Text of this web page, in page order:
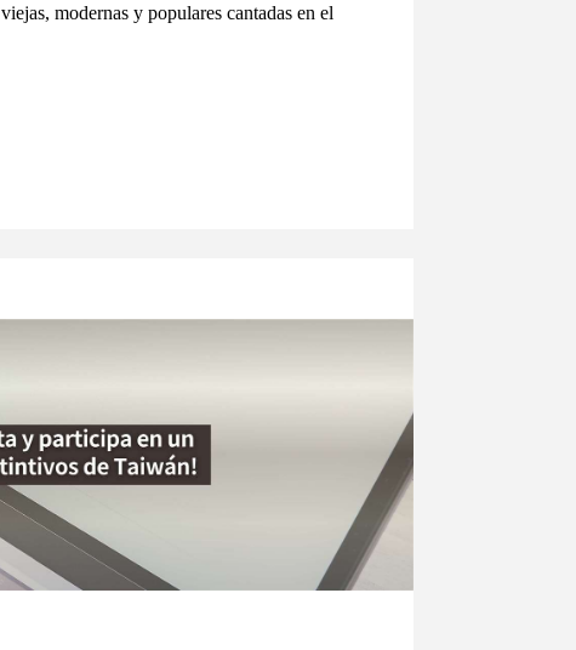
modernas y populares cantadas en el